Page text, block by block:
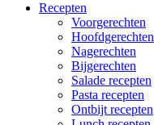
Recepten
Voorgerechten
Hoofdgerechten
Nagerechten
Bijgerechten
Salade recepten
Pasta recepten
Ontbijt recepten